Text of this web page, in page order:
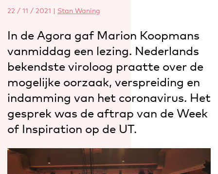
22 / 11 / 2021 | Stan Waning
In de Agora gaf Marion Koopmans
vanmiddag een lezing. Nederlands
bekendste viroloog praatte over de
mogelijke oorzaak, verspreiding en
indamming van het coronavirus. Het
gesprek was de aftrap van de Week
of Inspiration op de UT.